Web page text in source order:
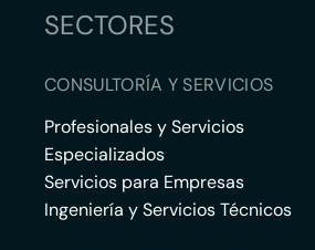
SECTORES
CONSULTORÍA Y SERVICIOS
Profesionales y Servicios
Especializados
Servicios para Empresas
Ingeniería y Servicios Técnicos